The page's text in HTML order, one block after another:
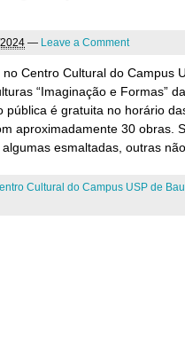
— Leave a Comment
Centro Cultural do Campus
“Imaginação e Formas” da
pública é gratuita no horário
aproximadamente 30 obras.
esmaltadas, outras
Cultural do Campus USP de